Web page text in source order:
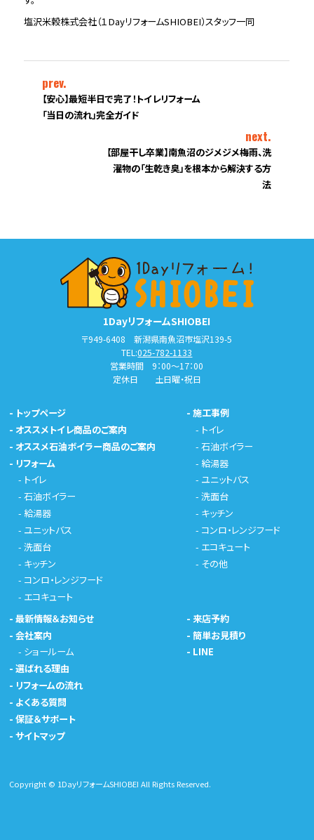
塩沢米穀株式会社（１DayリフォームSHIOBEI）スタッフ一同
prev.
【安心】最短半日で完了！トイレリフォーム
「当日の流れ」完全ガイド
next.
【部屋干し卒業】南魚沼のジメジメ梅雨、洗
濯物の「生乾き臭」を根本から解決する方
法
1DayリフォームSHIOBEI
〒949-6408 新潟県南魚沼市塩沢139-5
TEL:025-782-1133
営業時間 9：00～17：00
定休日 土日曜・祝日
- トップページ
- オススメトイレ商品のご案内
- オススメ石油ボイラー商品のご案内
- リフォーム
- トイレ
-石油ボイラー
- 給湯器
- ユニットバス
-洗面台
- キッチン
- コンロ・レンジフード
- エコキュート
-施工事例
- トイレ
-石油ボイラー
- 給湯器
- ユニットバス
-洗面台
- キッチン
- コンロ・レンジフード
- エコキュート
- その他
-最新情報＆お知らせ
-会社案内
- ショールーム
-選ばれる理由
- リフォームの流れ
- よくある質問
-保証＆サポート
-サイトマップ
- 来店予約
-簡単お見積り
- LINE
Copyright © 1DayリフォームSHIOBEI All Rights Reserved.